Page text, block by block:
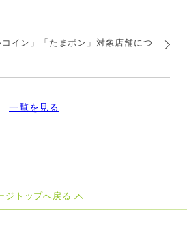
イン」「たまポン」対象店舗につ
一覧を見る
ジトップへ戻る